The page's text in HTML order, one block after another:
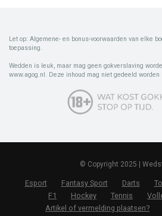
Let op: Algemene- en bonus-voorwaarden van elke
toepassing.
Wedden is leuk, maar mag geen gokverslaving
www.agog.nl. Deze inhoud mag niet gedeeld
© Copyright 2025 |
Esport Fantasy Sport Darts
F1
Hockey Tennis
Artikel of vermelding plaatsen?